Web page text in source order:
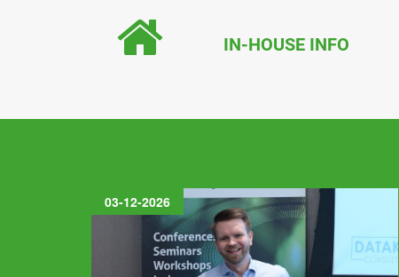
e
b dI
A
IN-HOUSE INFO
03-12-2026